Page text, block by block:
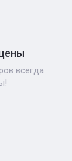
всегда